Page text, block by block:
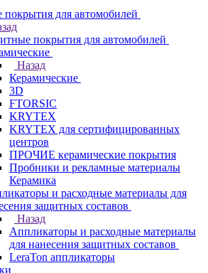
для автомобилей
покрытия для автомобилей
Назад
Керамические
3D
FTORSIC
KRYTEX
KRYTEX для сертифицированных
центров
ПРОЧИЕ керамические покрытия
Пробники и рекламные материалы
Керамика
и расходные материалы для
защитных составов
Назад
Аппликаторы и расходные материалы
для нанесения защитных составов
LeraTon аппликаторы